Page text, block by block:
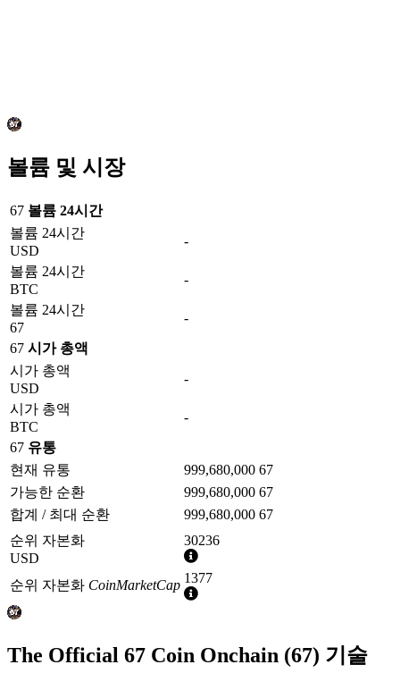
볼륨 및 시장
67 볼륨 24시간
볼륨 24시간
USD
-
볼륨 24시간
BTC
-
볼륨 24시간
67
-
67 시가 총액
시가 총액
USD
-
시가 총액
BTC
-
67 유통
현재 유통
999,680,000 67
가능한 순환
999,680,000 67
합계 / 최대 순환
999,680,000 67
순위 자본화
USD
30236
추
가
정
순위 자본화 CoinMarketCap 1377
추
보
The Official 67 Coin Onchain (67) 기술